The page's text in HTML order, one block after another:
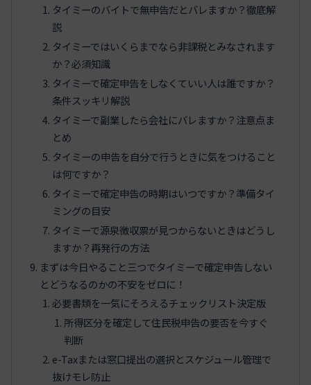
タイミーのバイトで無申告だとバレますか？徹底解
説
タイミーではいくらまでなら非課税とみなされます
か？必須知識
タイミーで確定申告をしなくていい人は誰ですか？
条件スッキリ解説
タイミーで副業したら会社にバレますか？注意点ま
とめ
タイミーの申告を自分で行うときに気をつけること
は何ですか？
タイミーで確定申告の時期はいつですか？準備タイ
ミングの目安
タイミーで源泉徴収票が見つからないときはどうし
ますか？再発行の方法
まずは今日やること三つでタイミーで確定申告しない
とどうなるのかの不安をゼロに！
必要書類を一気にそろえるチェックリスト決定版
所得区分を確定して住民税申告の要否を今すぐ
判断
e-Taxまたは窓口提出の選択とスケジュール管理で
抜けモレ防止